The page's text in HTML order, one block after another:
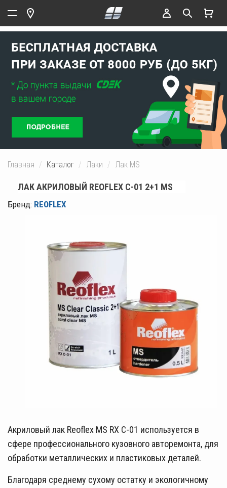
Главная Каталог Лаки Лак MS
ЛАК АКРИЛОВЫЙ REOFLEX C-01 2+1 MS
Бренд: REOFLEX
Акриловый лак Reoflex MS RX C-01 используется в
сфере профессионального кузовного авторемонта, для
обработки металлических и пластиковых деталей.
Благодаря среднему сухому остатку и экологичному